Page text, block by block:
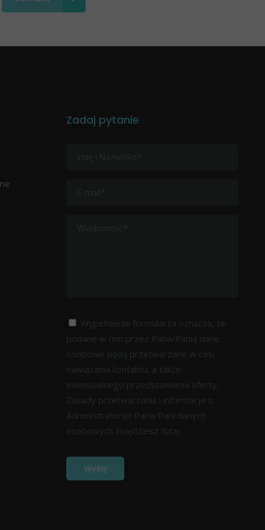
Zadaj pytanie
Wypełnienie formularza oznacza, że
podane w nim przez Pana/Panią dane
osobowe będą przetwarzane w celu
nawiązania kontaktu, a także
ewentualnego przedstawienia oferty.
Zasady przetwarzania i informacje o
Administratorze Pana/Pani danych
osobowych znajdziesz tutaj.